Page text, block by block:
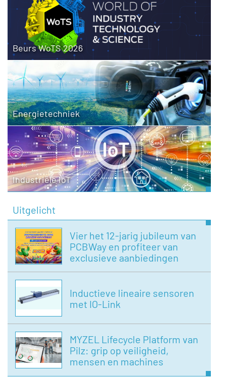
Beurs WoTS 2026
Energietechniek
Industriële IoT
Uitgelicht
Vier het 12-jarig jubileum van
PCBWay en profiteer van
exclusieve aanbiedingen
Inductieve lineaire sensoren
met IO-Link
MYZEL Lifecycle Platform van
Pilz: grip op veiligheid,
mensen en machines